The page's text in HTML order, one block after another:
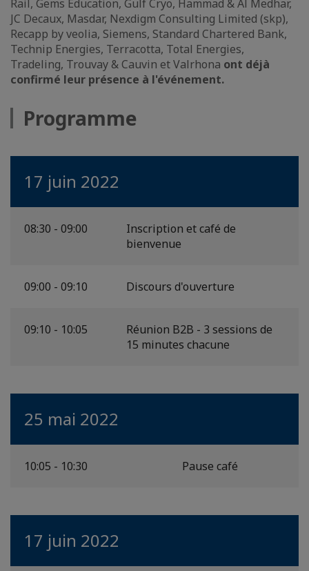
Rail, Gems Education, Gulf Cryo, Hammad & Al Medhar,
JC Decaux, Masdar, Nexdigm Consulting Limited (skp),
Recapp by veolia, Siemens, Standard Chartered Bank,
Technip Energies, Terracotta, Total Energies,
Tradeling, Trouvay & Cauvin et Valrhona ont déjà
confirmé leur présence à l'événement.
Programme
17 juin 2022
08:30 - 09:00
Inscription et café de
bienvenue
09:00 - 09:10 Discours d'ouverture
09:10 - 10:05
Réunion B2B - 3 sessions de
15 minutes chacune
25 mai 2022
10:05 - 10:30 Pause café
17 juin 2022